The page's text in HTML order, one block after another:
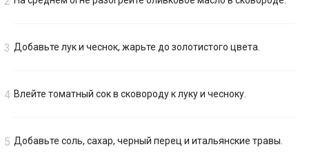
Добавьте лук и чеснок, жарьте до золотистого цвета.
Влейте томатный сок в сковороду к луку и чесноку.
Добавьте соль, сахар, черный перец и итальянские травы.